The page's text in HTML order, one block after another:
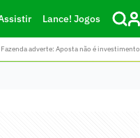
Lance! Jogos
adverte: Aposta não é investimento